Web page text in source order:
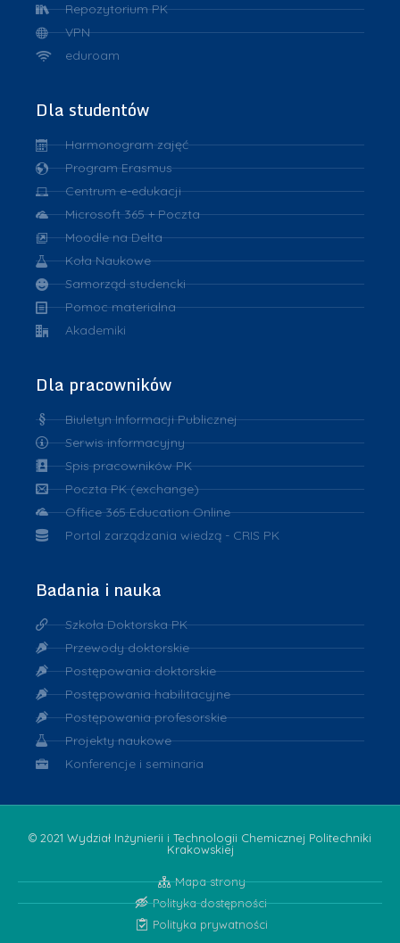
Repozytorium PK
VPN
eduroam
Dla studentów
Harmonogram zajęć
Program Erasmus
Centrum e-edukacji
Microsoft 365 + Poczta
Moodle na Delta
Koła Naukowe
Samorząd studencki
Pomoc materialna
Akademiki
Dla pracowników
Biuletyn Informacji Publicznej
Serwis informacyjny
Spis pracowników PK
Poczta PK (exchange)
Office 365 Education Online
Portal zarządzania wiedzą - CRIS PK
Badania i nauka
Szkoła Doktorska PK
Przewody doktorskie
Postępowania doktorskie
Postępowania habilitacyjne
Postępowania profesorskie
Projekty naukowe
Konferencje i seminaria
© 2021 Wydział Inżynierii i Technologii Chemicznej Politechniki
Krakowskiej
Mapa strony
Polityka dostępności
Polityka prywatności